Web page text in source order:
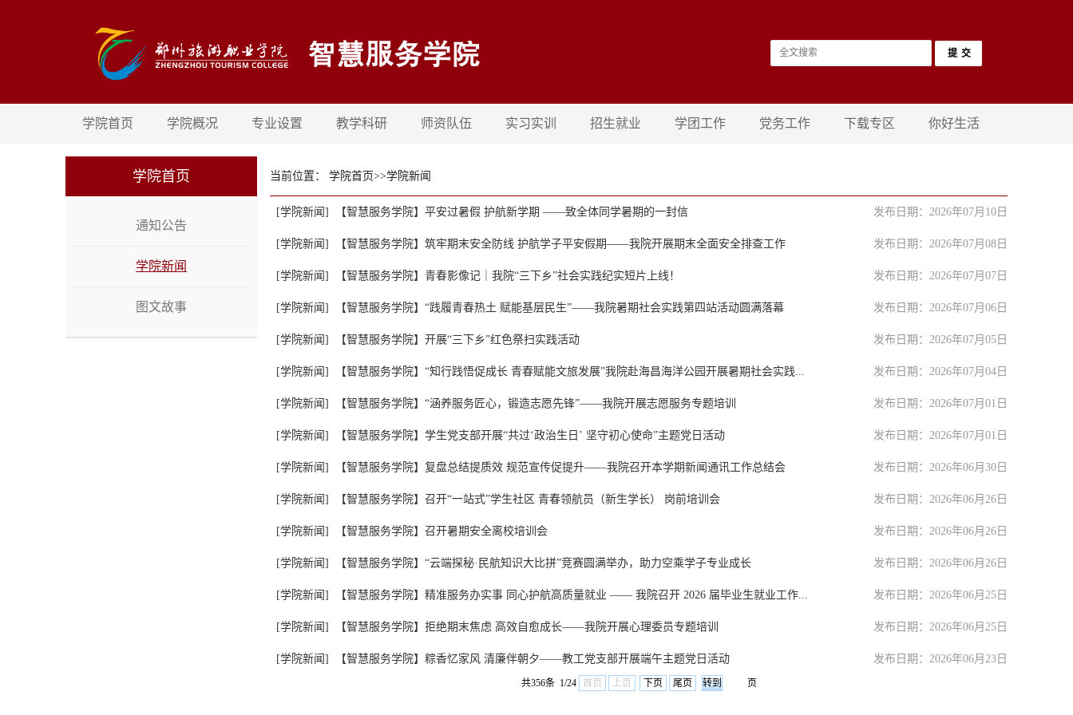
学院首页 学院概况 专业设置 教学科研 师资队伍 实习实训 招生就业 学团工作 党务工作 下载专区 你好生活
学院首页
通知公告
学院新闻
图文故事
当前位置： 学院首页>>学院新闻
[学院新闻] 【智慧服务学院】平安过暑假 护航新学期 ——致全体同学暑期的一封信 发布日期：2026年07月10日
[学院新闻] 【智慧服务学院】筑牢期末安全防线 护航学子平安假期——我院开展期末全面安全排查工作 发布日期：2026年07月08日
[学院新闻] 【智慧服务学院】青春影像记｜我院“三下乡”社会实践纪实短片上线！ 发布日期：2026年07月07日
[学院新闻] 【智慧服务学院】“践履青春热土 赋能基层民生”——我院暑期社会实践第四站活动圆满落幕 发布日期：2026年07月06日
[学院新闻] 【智慧服务学院】开展“三下乡”红色祭扫实践活动 发布日期：2026年07月05日
[学院新闻] 【智慧服务学院】“知行践悟促成长 青春赋能文旅发展”我院赴海昌海洋公园开展暑期社会实践... 发布日期：2026年07月04日
[学院新闻] 【智慧服务学院】“涵养服务匠心，锻造志愿先锋”——我院开展志愿服务专题培训 发布日期：2026年07月01日
[学院新闻] 【智慧服务学院】学生党支部开展“共过‘政治生日’ 坚守初心使命”主题党日活动 发布日期：2026年07月01日
[学院新闻] 【智慧服务学院】复盘总结提质效 规范宣传促提升——我院召开本学期新闻通讯工作总结会 发布日期：2026年06月30日
[学院新闻] 【智慧服务学院】召开“一站式”学生社区 青春领航员（新生学长） 岗前培训会 发布日期：2026年06月26日
[学院新闻] 【智慧服务学院】召开暑期安全离校培训会 发布日期：2026年06月26日
[学院新闻] 【智慧服务学院】“云端探秘·民航知识大比拼”竞赛圆满举办，助力空乘学子专业成长 发布日期：2026年06月26日
[学院新闻] 【智慧服务学院】精准服务办实事 同心护航高质量就业 —— 我院召开 2026 届毕业生就业工作... 发布日期：2026年06月25日
[学院新闻] 【智慧服务学院】拒绝期末焦虑 高效自愈成长——我院开展心理委员专题培训 发布日期：2026年06月25日
[学院新闻] 【智慧服务学院】粽香忆家风 清廉伴朝夕——教工党支部开展端午主题党日活动 发布日期：2026年06月23日
共356条 1/24 首页 上页 下页 尾页 页